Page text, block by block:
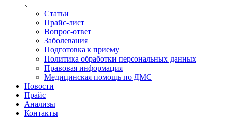
Статьи
Прайс-лист
Вопрос-ответ
Заболевания
Подготовка к приему
Политика обработки персональных данных
Правовая информация
Медицинская помощь по ДМС
Новости
Прайс
Анализы
Контакты